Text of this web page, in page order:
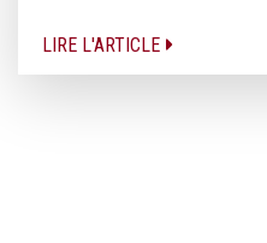
LIRE L'ARTICLE